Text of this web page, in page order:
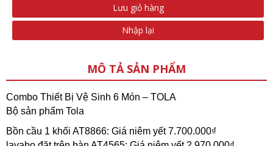
Lưu giỏ hàng
Nhập lại
MÔ TẢ SẢN PHẨM
Combo Thiết Bị Vệ Sinh 6 Món – TOLA
Bộ sản phẩm Tola
Bồn cầu 1 khối AT8866: Giá niêm yết 7.700.000₫